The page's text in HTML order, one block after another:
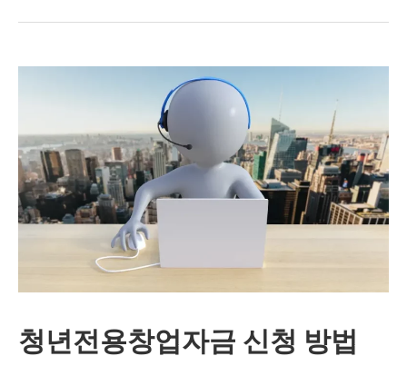
민
지
원
금
(민
회
소
청년전용창업자금 신청 방법